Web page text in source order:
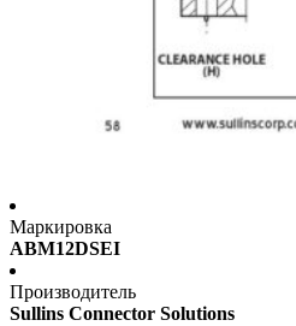
Маркировка
ABM12DSEI
Производитель
Sullins Connector Solutions